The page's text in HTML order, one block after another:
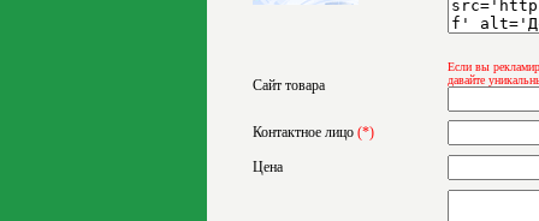
Сайт товара
Если вы
давайте
Контактное лицо (*)
Цена